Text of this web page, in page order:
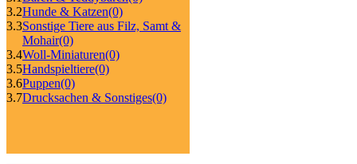
3.2Hunde & Katzen(0)
3.3Sonstige Tiere aus Filz, Samt &
Mohair(0)
3.4Woll-Miniaturen(0)
3.5Handspieltiere(0)
3.6Puppen(0)
3.7Drucksachen & Sonstiges(0)